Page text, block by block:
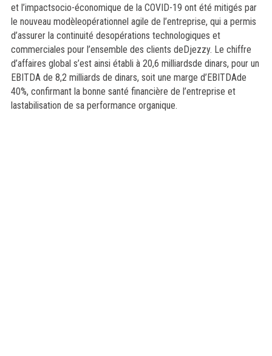
et l’impactsocio-économique de la COVID-19 ont été mitigés par
le nouveau modèleopérationnel agile de l’entreprise, qui a permis
d’assurer la continuité desopérations technologiques et
commerciales pour l’ensemble des clients deDjezzy. Le chiffre
d’affaires global s’est ainsi établi à 20,6 milliardsde dinars, pour un
EBITDA de 8,2 milliards de dinars, soit une marge d’EBITDAde
40%, confirmant la bonne santé financière de l’entreprise et
lastabilisation de sa performance organique.